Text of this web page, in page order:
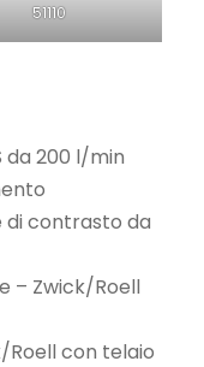
51110
da 200 l/min
di contrasto da
– Zwick/Roell
Roell con telaio